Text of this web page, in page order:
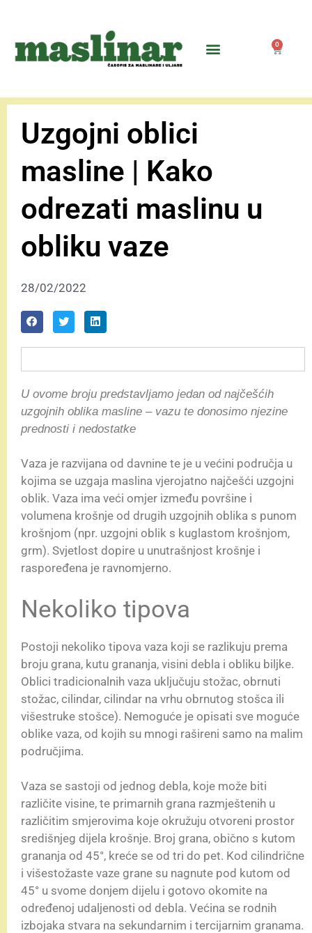
0
Uzgojni oblici
masline | Kako
odrezati maslinu u
obliku vaze
28/02/2022
U ovome broju predstavljamo jedan od najčešćih
uzgojnih oblika masline – vazu te donosimo njezine
prednosti i nedostatke
Vaza je razvijana od davnine te je u većini područja u
kojima se uzgaja maslina vjerojatno najčešći uzgojni
oblik. Vaza ima veći omjer između površine i
volumena krošnje od drugih uzgojnih oblika s punom
krošnjom (npr. uzgojni oblik s kuglastom krošnjom,
grm). Svjetlost dopire u unutrašnjost krošnje i
raspoređena je ravnomjerno.
Nekoliko tipova
Postoji nekoliko tipova vaza koji se razlikuju prema
broju grana, kutu grananja, visini debla i obliku biljke.
Oblici tradicionalnih vaza uključuju stožac, obrnuti
stožac, cilindar, cilindar na vrhu obrnutog stošca ili
višestruke stošce). Nemoguće je opisati sve moguće
oblike vaza, od kojih su mnogi rašireni samo na malim
područjima.
Vaza se sastoji od jednog debla, koje može biti
različite visine, te primarnih grana razmještenih u
različitim smjerovima koje okružuju otvoreni prostor
središnjeg dijela krošnje. Broj grana, obično s kutom
grananja od 45°, kreće se od tri do pet. Kod cilindrične
i višestožaste vaze grane su nagnute pod kutom od
45° u svome donjem dijelu i gotovo okomite na
određenoj udaljenosti od debla. Većina se rodnih
izbojaka stvara na sekundarnim i tercijarnim granama.